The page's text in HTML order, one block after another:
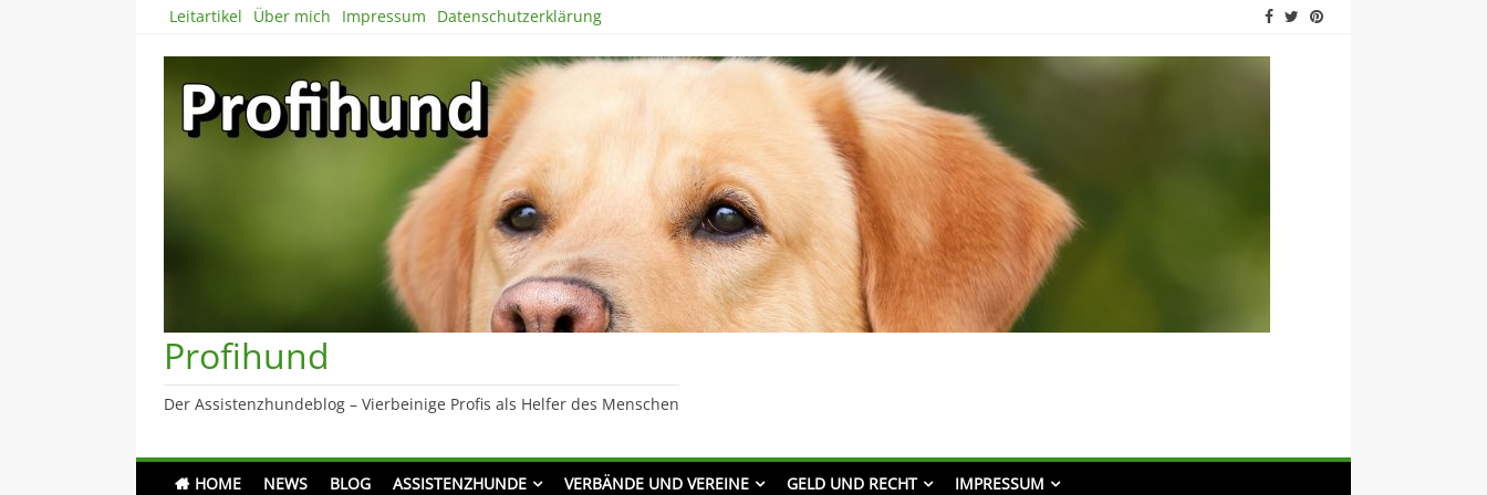
content
Leitartikel Über mich Impressum Datenschutzerklärung
Profihund
Der Assistenzhundeblog – Vierbeinige Profis als Helfer des Menschen
HOME NEWS BLOG ASSISTENZHUNDE VERBÄNDE UND VEREINE GELD UND RECHT IMPRESSUM